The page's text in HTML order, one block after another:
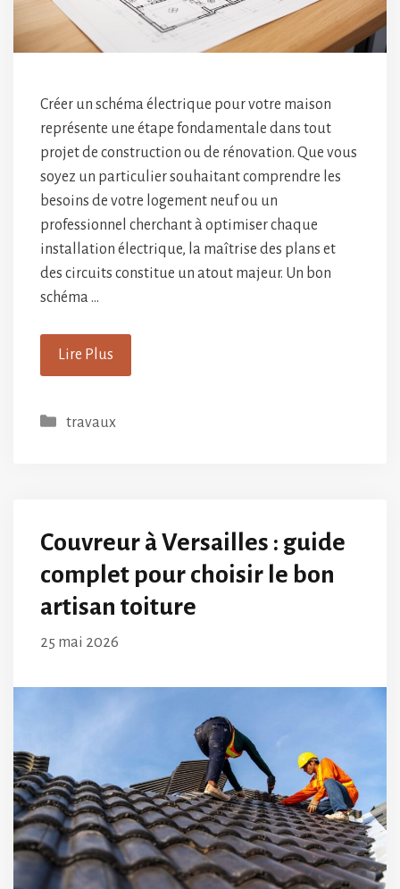
Créer un schéma électrique pour votre maison
représente une étape fondamentale dans tout
projet de construction ou de rénovation. Que vous
soyez un particulier souhaitant comprendre les
besoins de votre logement neuf ou un
professionnel cherchant à optimiser chaque
installation électrique, la maîtrise des plans et
des circuits constitue un atout majeur. Un bon
schéma …
Lire Plus
Catégories
travaux
Couvreur à Versailles : guide
complet pour choisir le bon
artisan toiture
25 mai 2026